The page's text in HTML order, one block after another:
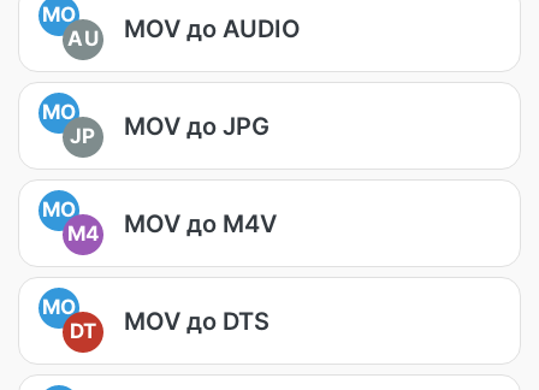
MO
AU
MOV до AUDIO
MO
JP
MOV до JPG
MO
M4
MOV до M4V
MO
DT
MOV до DTS